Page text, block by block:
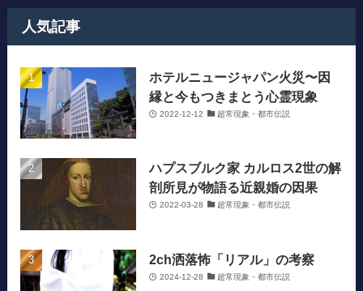
人気記事
ホテルニュージャパン火災〜因
縁と今もつきまとう心霊現象
2022-12-12 超常現象・都市伝説
ハプスブルク家 カルロス2世の解
剖所見が物語る近親婚の因果
2022-03-28 超常現象・都市伝説
2ch洒落怖「リアル」の考察
2024-12-28 超常現象・都市伝説